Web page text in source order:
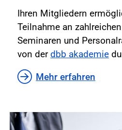
Ihren Mitgliedern
Teilnahme an
Seminaren und
von derdbb akademie
Mehr erfahren